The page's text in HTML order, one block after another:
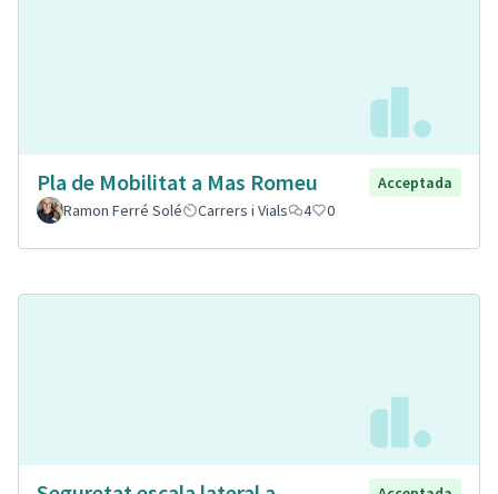
Pla de Mobilitat a Mas Romeu
Acceptada
Ramon Ferré Solé
Carrers i Vials 4 0